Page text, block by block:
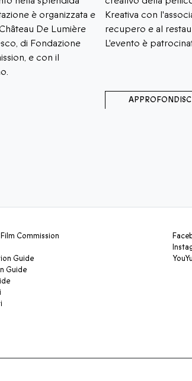
è organizzata e
De Lumière
di Fondazione
e con il
Kreativa con
recupero e al
L'evento è
Commission
Guide
Guide